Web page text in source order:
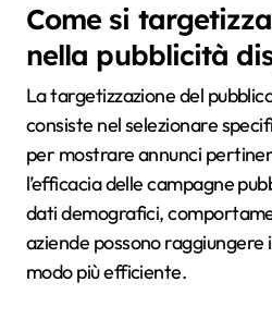
Come si
nella pubblicità
La targetizzazione del
consiste nel selezionare
per mostrare annunci
l’efficacia delle campagne
dati demografici,
aziende possono raggiungere
modo più efficiente.